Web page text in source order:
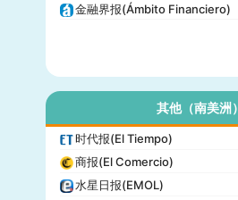
金融界报(Ámbito Financiero)
其他（南美洲）
时代报(El Tiempo)
商报(El Comercio)
水星日报(EMOL)